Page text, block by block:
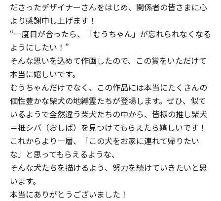
ださったデザイナーさんをはじめ、関係者の皆さまに心
より感謝申し上げます！
“一度目が合ったら、「むうちゃん」が忘れられなくなる
ようにしたい！”
そんな思いを込めて作画したので、この賞をいただけて
本当に嬉しいです。
むうちゃんだけでなく、この作品には本当にたくさんの
個性豊かな柴犬の地縛霊たちが登場します。ぜひ、似て
いるようで全然違う柴犬たちの中から、皆様の推し柴犬
＝推シバ（おしば）を見つけてもらえたら嬉しいです！
これからより一層、「この犬をお家に連れて帰りたい
な」と思ってもらえるような、
そんな犬たちを描けるよう、努力を続けていきたいと思
います。
本当にありがとうございました！